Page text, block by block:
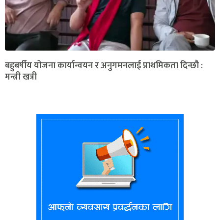
बहुबर्षीय योजना कार्यान्वयन र अनुगमनलाई प्राथमिकता दिन्छौ :
मन्त्री खत्री